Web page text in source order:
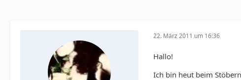
22. März 2011 um 16:36
Hallo!
Ich bin heut beim